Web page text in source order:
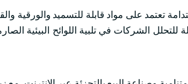
تعتمد على مواد قابلة للتسميد والورقية
للتحلل الشركات في تلبية اللوائح البيئية